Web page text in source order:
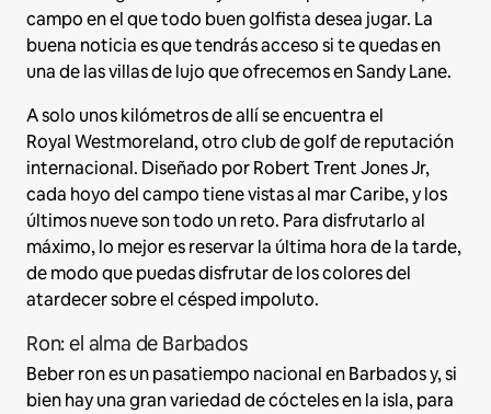
campo en el que todo buen golfista desea jugar. La
buena noticia es que tendrás acceso si te quedas en
una de las villas de lujo que ofrecemos en Sandy Lane.
A solo unos kilómetros de allí se encuentra el
Royal Westmoreland, otro club de golf de reputación
internacional. Diseñado por Robert Trent Jones Jr,
cada hoyo del campo tiene vistas al mar Caribe, y los
últimos nueve son todo un reto. Para disfrutarlo al
máximo, lo mejor es reservar la última hora de la tarde,
de modo que puedas disfrutar de los colores del
atardecer sobre el césped impoluto.
Ron: el alma de Barbados
Beber ron es un pasatiempo nacional en Barbados y, si
bien hay una gran variedad de cócteles en la isla, para